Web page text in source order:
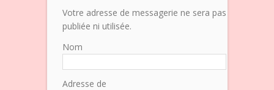
Votre adresse de messagerie ne sera pas
publiée ni utilisée.
Nom
Adresse de